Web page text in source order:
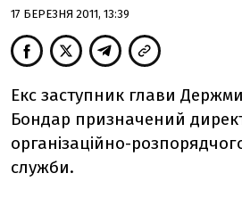
17 БЕРЕЗНЯ 2011, 13:39
Екс заступник глави
Бондар призначений
організаційно-
служби.